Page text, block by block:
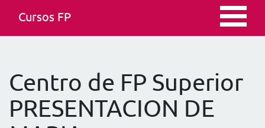
Cursos FP
Centro de FP Superior
PRESENTACION DE